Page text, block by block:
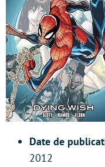
Date de
2012